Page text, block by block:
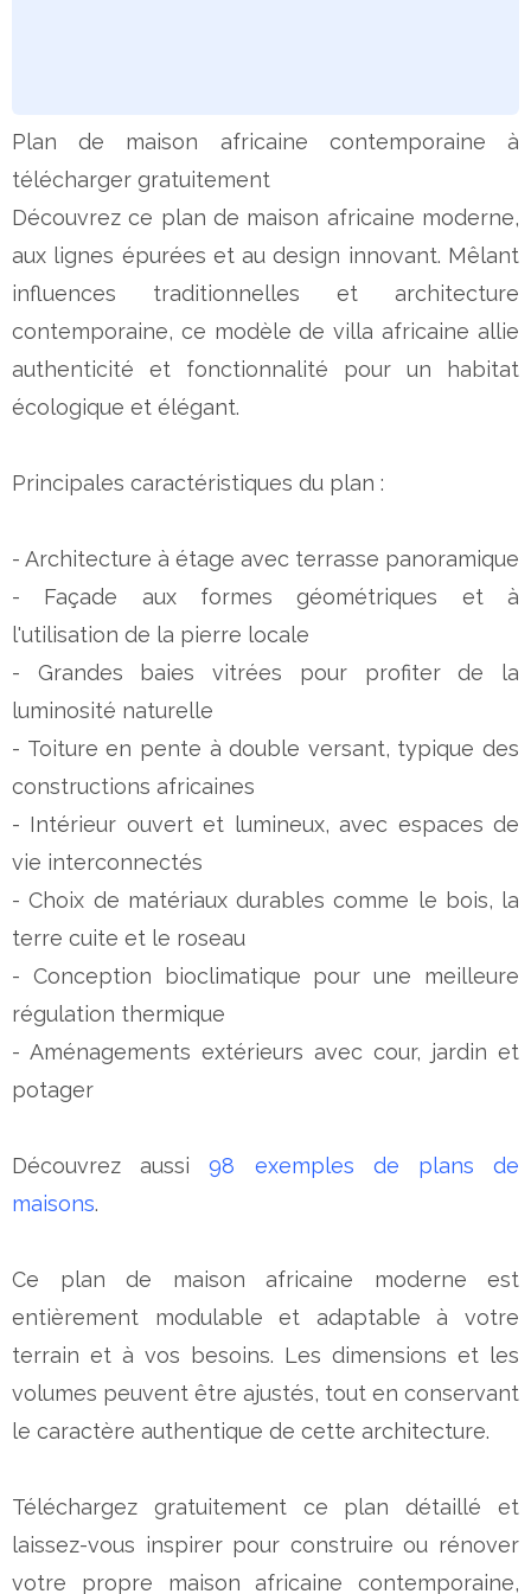
Plan de maison africaine contemporaine à
télécharger gratuitement
Découvrez ce plan de maison africaine moderne,
aux lignes épurées et au design innovant. Mêlant
influences traditionnelles et architecture
contemporaine, ce modèle de villa africaine allie
authenticité et fonctionnalité pour un habitat
écologique et élégant.
Principales caractéristiques du plan :
- Architecture à étage avec terrasse panoramique
- Façade aux formes géométriques et à
l'utilisation de la pierre locale
- Grandes baies vitrées pour profiter de la
luminosité naturelle
- Toiture en pente à double versant, typique des
constructions africaines
- Intérieur ouvert et lumineux, avec espaces de
vie interconnectés
- Choix de matériaux durables comme le bois, la
terre cuite et le roseau
- Conception bioclimatique pour une meilleure
régulation thermique
- Aménagements extérieurs avec cour, jardin et
potager
Découvrez aussi98 exemples de plans de
maisons.
Ce plan de maison africaine moderne est
entièrement modulable et adaptable à votre
terrain et à vos besoins. Les dimensions et les
volumes peuvent être ajustés, tout en conservant
le caractère authentique de cette architecture.
Téléchargez gratuitement ce plan détaillé et
laissez-vous inspirer pour construire ou rénover
votre propre maison africaine contemporaine,